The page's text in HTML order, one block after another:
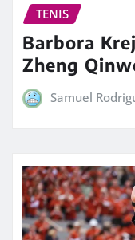
TENIS
Barbora
Zheng
Samuel